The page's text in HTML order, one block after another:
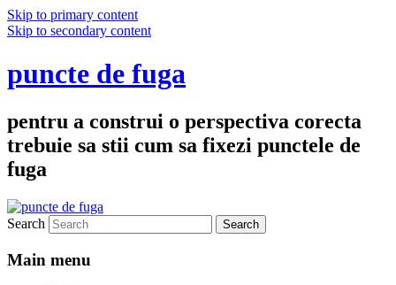
Skip to primary content
Skip to secondary content
puncte de fuga
pentru a construi o perspectiva corecta
trebuie sa stii cum sa fixezi punctele de
fuga
Search
Main menu